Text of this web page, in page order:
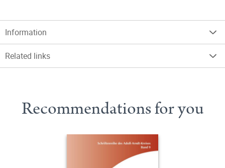
Information
Related links
Recommendations for you